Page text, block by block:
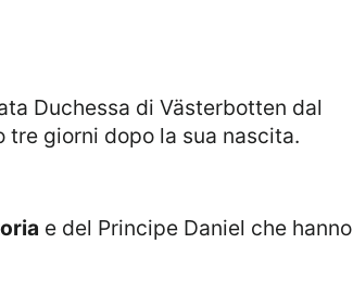
giorni dopo la sua nascita.
e del Principe Daniel che hanno